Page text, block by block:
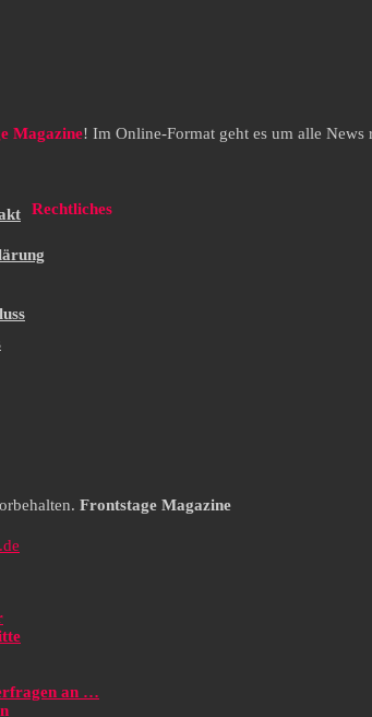
Magazine! Im Online-Format geht es um alle
Rechtliches
Frontstage Magazine
an …